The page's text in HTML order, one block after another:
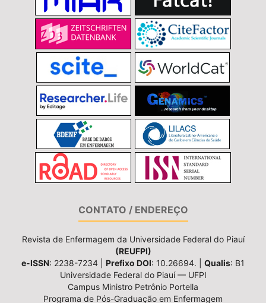
CONTATO / ENDEREÇO
Revista de Enfermagem da Universidade Federal do Piauí
(REUFPI)
e-ISSN: 2238-7234 | Prefixo DOI: 10.26694. | Qualis: B1
Universidade Federal do Piauí — UFPI
Campus Ministro Petrônio Portella
Programa de Pós-Graduação em Enfermagem